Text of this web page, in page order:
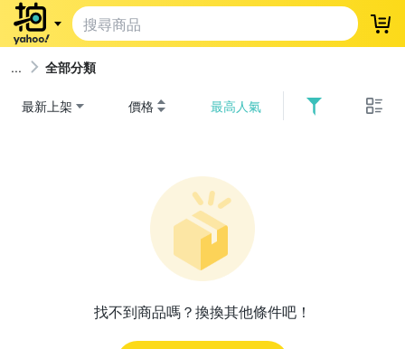
登
全部分類
最新上架 價格 最高人氣
找不到商品嗎？換換其他條件吧！